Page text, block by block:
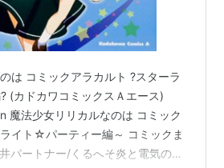
は コミックアラカルト ?スターラ
(カドカワコミックスＡエース)
魔法少女リリカルなのは コミック
イト☆パーティー編～ コミックま
パートナー/くるへそ炎と電気の使